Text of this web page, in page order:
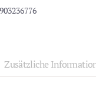
Zusätzliche